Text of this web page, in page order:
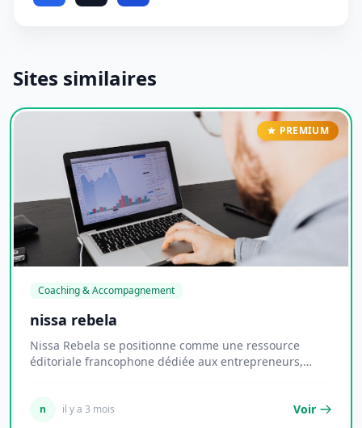
Sites similaires
PREMIUM
Coaching & Accompagnement
nissa rebela
Nissa Rebela se positionne comme une ressource
éditoriale francophone dédiée aux entrepreneurs,
n il y a 3 mois Voir